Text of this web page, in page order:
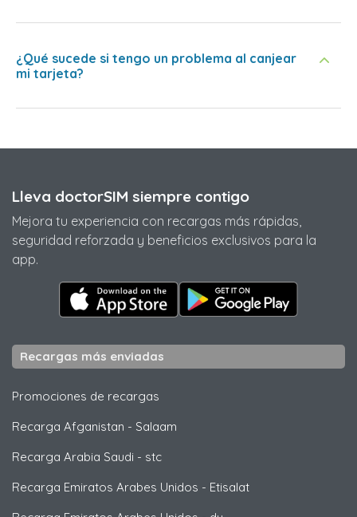
¿Qué sucede si tengo un problema al canjear
mi tarjeta?
Lleva doctorSIM siempre contigo
Mejora tu experiencia con recargas más rápidas,
seguridad reforzada y beneficios exclusivos para la
app.
Recargas más enviadas
Promociones de recargas
Recarga Afganistan - Salaam
Recarga Arabia Saudi - stc
Recarga Emiratos Arabes Unidos - Etisalat